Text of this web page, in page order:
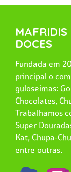
DOCES
Fundada em
principal o
guloseimas:
Chocolates,
Trabalhamos
Super
Kat, Chupa-
entre outras.